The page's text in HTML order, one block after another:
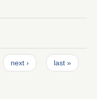
next › last »